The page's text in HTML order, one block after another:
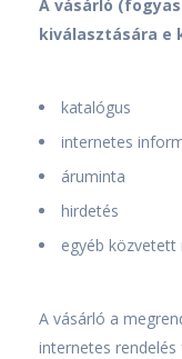
A vásárló
kiválasztására e
katalógus
internetes
áruminta
hirdetés
egyéb közvetett
A vásárló a
internetes